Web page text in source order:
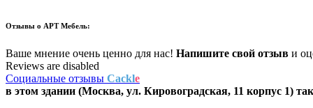
Отзывы о АРТ Мебель:
Ваше мнение очень ценно для нас! Напишите свой отзыв и
Reviews are disabled
Социальные отзывы Cackle
в этом здании (Москва, ул. Кировоградская, 11 корпус 1)